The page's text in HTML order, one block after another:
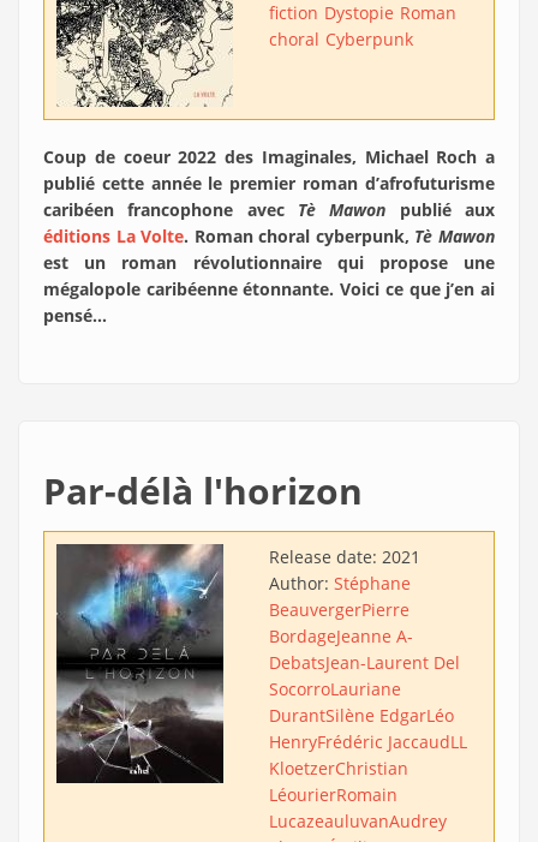
fiction Dystopie Roman
choral Cyberpunk
Coup de coeur 2022 des Imaginales, Michael Roch a
publié cette année le premier roman d’afrofuturisme
caribéen francophone avec Tè Mawon publié aux
éditions La Volte. Roman choral cyberpunk, Tè Mawon
est un roman révolutionnaire qui propose une
mégalopole caribéenne étonnante. Voici ce que j’en ai
pensé…
Par-délà l'horizon
Release date: 2021
Author: Stéphane
BeauvergerPierre
BordageJeanne A-
DebatsJean-Laurent Del
SocorroLauriane
DurantSilène EdgarLéo
HenryFrédéric JaccaudLL
KloetzerChristian
LéourierRomain
LucazeauluvanAudrey